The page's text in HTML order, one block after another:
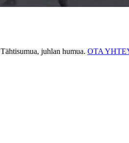
Tähtisumua, juhlan humua. OTA